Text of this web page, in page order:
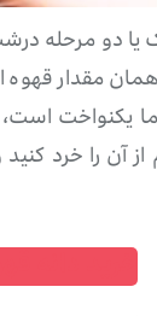
یا دو مرحله
همان مقدار
یکنواخت
آن را خرد کنید